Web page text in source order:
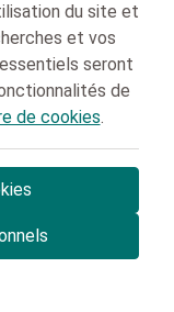
en Belgique 🇧🇪
du site et
et vos
seront
de
de cookies.